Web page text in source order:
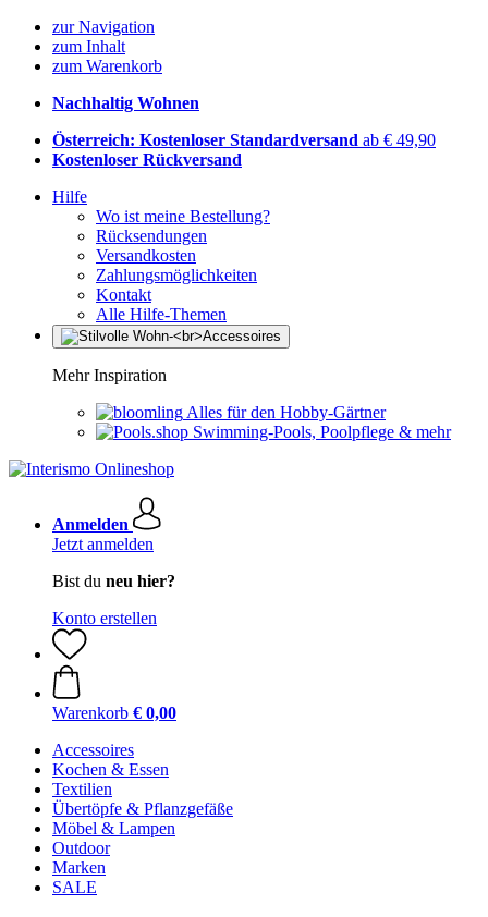
zur Navigation
zum Inhalt
zum Warenkorb
Nachhaltig Wohnen
Österreich: Kostenloser Standardversand ab € 49,90
Kostenloser Rückversand
Hilfe
Wo ist meine Bestellung?
Rücksendungen
Versandkosten
Zahlungsmöglichkeiten
Kontakt
Alle Hilfe-Themen
Mehr Inspiration
Alles für den Hobby-Gärtner
Swimming-Pools, Poolpflege & mehr
Anmelden
Jetzt anmelden
Bist du neu hier?
Konto erstellen
Warenkorb € 0,00
Accessoires
Kochen & Essen
Textilien
Übertöpfe & Pflanzgefäße
Möbel & Lampen
Outdoor
Marken
SALE